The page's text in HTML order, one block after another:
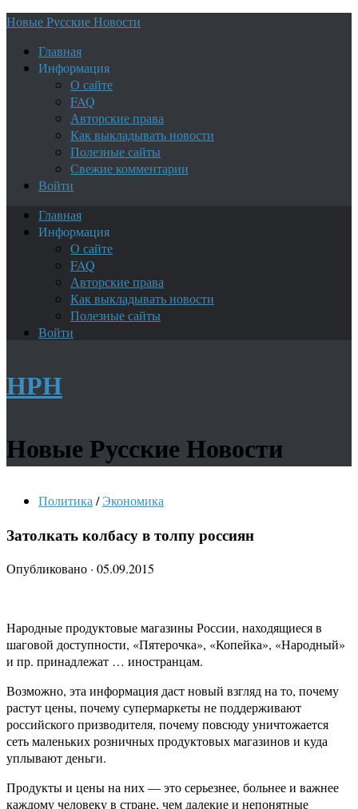
Новые Русские Новости
Главная
Информация
О сайте
FAQ
Авторские права
Как выкладывать новости
Полезные сайты
Свежие комментарии
Войти
Главная
Информация
О сайте
FAQ
Авторские права
Как выкладывать новости
Полезные сайты
Войти
НРН
Новые Русские Новости
Политика / Экономика
Затолкать колбасу в толпу россиян
Опубликовано · 05.09.2015
Народные продуктовые магазины России, находящиеся в
шаговой доступности, «Пятерочка», «Копейка», «Народный»
и пр. принадлежат … иностранцам.
Возможно, эта информация даст новый взгляд на то, почему
растут цены, почему супермаркеты не поддерживают
российского призводителя, почему повсюду уничтожается
сеть маленьких розничных продуктовых магазинов и куда
уплывают деньги.
Продукты и цены на них — это серьезнее, больнее и важнее
каждому человеку в стране, чем далекие и непонятные